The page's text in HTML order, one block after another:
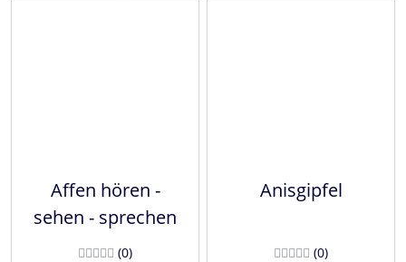
Affen hören -
sehen - sprechen
(0Bewertungen
)
Anisgipfel
(0)